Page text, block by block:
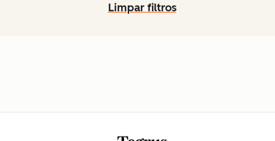
Limpar filtros